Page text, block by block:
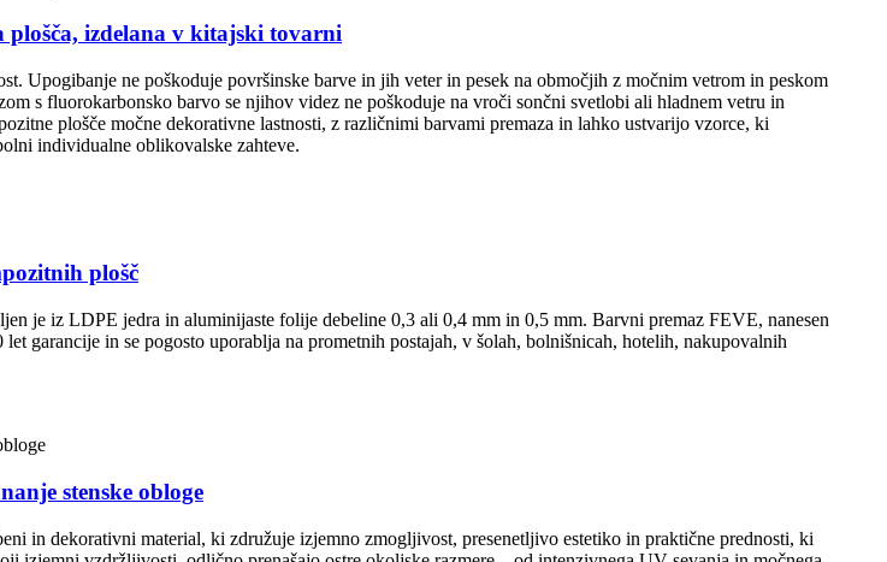
izdelana v kitajski tovarni
Upogibanje ne poškoduje površinske barve in jih veter in pesek na območjih z močnim vetrom in peskom
s fluorokarbonsko barvo se njihov videz ne poškoduje na vroči sončni svetlobi ali hladnem vetru in
plošče močne dekorativne lastnosti, z različnimi barvami premaza in lahko ustvarijo vzorce, ki
individualne oblikovalske zahteve.
plošč
je iz LDPE jedra in aluminijaste folije debeline 0,3 ali 0,4 mm in 0,5 mm. Barvni premaz FEVE, nanesen
garancije in se pogosto uporablja na prometnih postajah, v šolah, bolnišnicah, hotelih, nakupovalnih
stenske obloge
in dekorativni material, ki združuje izjemno zmogljivost, presenetljivo estetiko in praktične prednosti, ki